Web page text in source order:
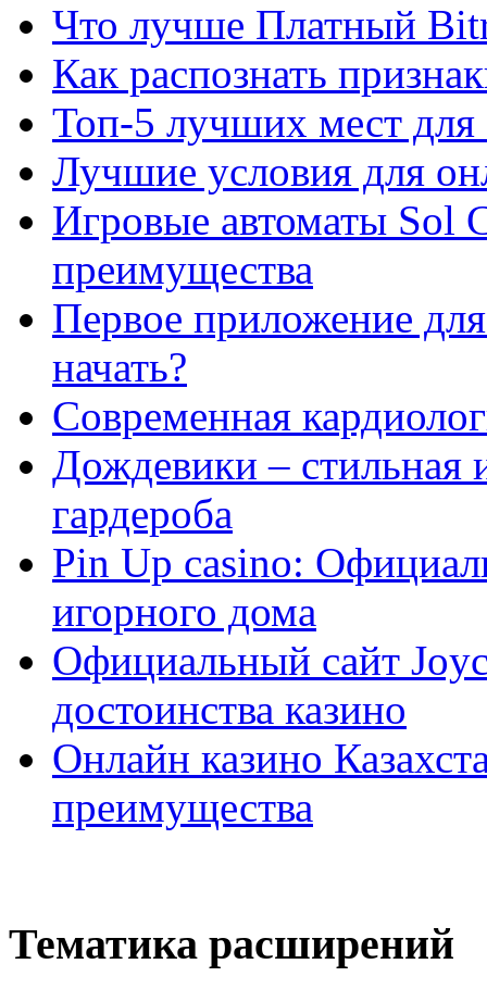
Что лучше Платный
Как распознать
Топ-5 лучших мест для
Лучшие условия для
Игровые автоматы Sol
преимущества
Первое приложение
начать?
Современная
Дождевики – стильная
гардероба
Pin Up casino:
игорного дома
Официальный сайт
достоинства казино
Онлайн казино
преимущества
Тематика расширений